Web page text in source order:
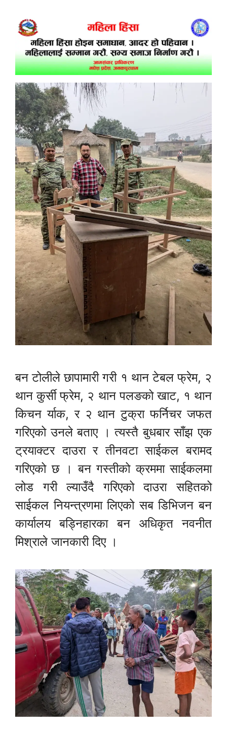
बन टोलीले छापामारी गरी १ थान टेबल फ्रेम, २
थान कुर्सी फ्रेम, २ थान पलङको खाट, १ थान
किचन र्याक, र २ थान टुक्रा फर्निचर जफत
गरिएको उनले बताए । त्यस्तै बुधबार साँझ एक
ट्रयाक्टर दाउरा र तीनवटा साईकल बरामद
गरिएको छ । बन गस्तीको क्रममा साईकलमा
लोड गरी ल्याउँदै गरिएको दाउरा सहितको
साईकल नियन्त्रणमा लिएको सब डिभिजन बन
कार्यालय बड्निहारका बन अधिकृत नवनीत
मिश्राले जानकारी दिए ।